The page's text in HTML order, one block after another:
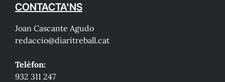
CONTACTA'NS
Joan Cascante Agudo
redaccio@diaritreball.cat
Telèfon:
932 311 247